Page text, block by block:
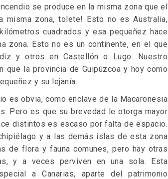
se produce en la misma zona que el
misma zona, tolete! Esto no es Australia,
cuadrados y esa pequeñez hace
zona. Esto no es un continente, en el que
y otros en Castellón o Lugo. Nuestro
la provincia de Guipúzcoa y hoy como
y su lejanía.
es obvia, como enclave de la Macaronesia
Pero es que su brevedad le otorga mayor
distintos es escaso por falta de espacio.
y a las demás islas de esta zona
de flora y fauna comunes, pero hay otras
y a veces perviven en una sola. Esta
a Canarias, aparte del patrimonio